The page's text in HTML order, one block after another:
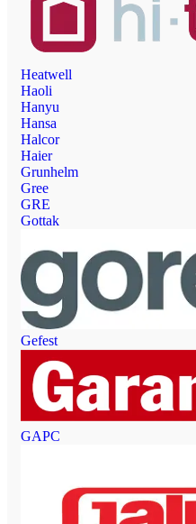
Heatwell
Haoli
Hanyu
Hansa
Halcor
Haier
Grunhelm
Gree
GRE
Gottak
Gefest
GAPC